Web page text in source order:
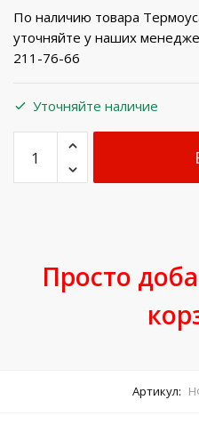
По наличию товара
уточняйте у наших
211-76-66
Уточняйте наличие
Просто
Артикул: